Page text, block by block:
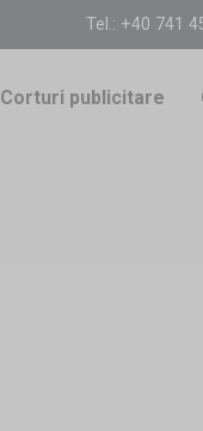
Tel.: +40 741
Corturi publicitare